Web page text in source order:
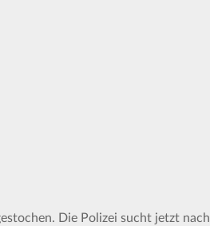
Die Polizei sucht jetzt nach